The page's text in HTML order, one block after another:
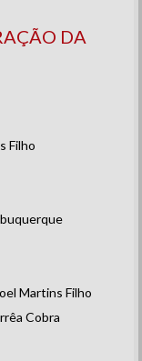
DA
Filho
Martins Filho
Cobra